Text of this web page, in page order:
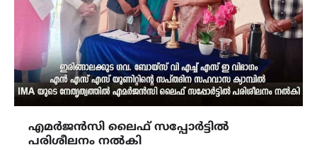
എമർജൻസി ലൈഫ് സപ്പോർട്ടിൽ
പരിശീലനം നൽകി